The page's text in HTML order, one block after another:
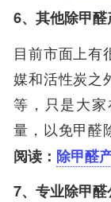
6、其他除甲
目前市面上有
媒和活性炭之
等，只是大
量，以免甲醛
阅读： 除甲醛
7、专业除甲醛